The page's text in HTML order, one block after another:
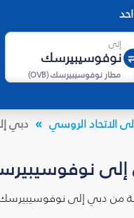
إلى
مطار نوفوسيبيرسك(
OVB
)
الاتحاد الروسي دبي
إلى
من دبي إلى